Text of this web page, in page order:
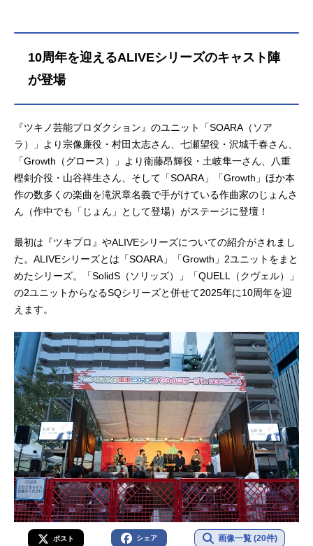
10周年を迎えるALIVEシリーズのキャスト陣
が登場
『ツキノ芸能プロダクション』のユニット「SOARA（ソア
ラ）」より宗像廉役・村田太志さん、七瀬望役・沢城千春さん、
「Growth（グロース）」より衛藤昂輝役・土岐隼一さん、八重
樫剣介役・山谷祥生さん、そして「SOARA」「Growth」ほか本
作の数多くの楽曲を滝沢章名義で手がけている作曲家のじょんさ
ん（作中でも「じょん」として登場）がステージに登壇！
最初は『ツキプロ』やALIVEシリーズについての紹介がされまし
た。ALIVEシリーズとは「SOARA」「Growth」2ユニットをまと
めたシリーズ。「SolidS（ソリッズ）」「QUELL（クヴェル）」
の2ユニットからなるSQシリーズと併せて2025年に10周年を迎
えます。
ポスト シェア 画像一覧 (20件)